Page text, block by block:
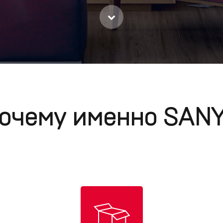
именно